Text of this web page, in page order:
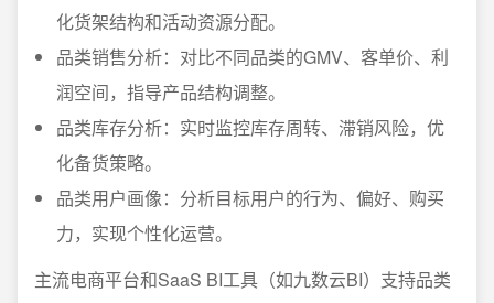
化货架结构和活动资源分配。
品类销售分析：对比不同品类的GMV、客单价、利
润空间，指导产品结构调整。
品类库存分析：实时监控库存周转、滞销风险，优
化备货策略。
品类用户画像：分析目标用户的行为、偏好、购买
力，实现个性化运营。
主流电商平台和SaaS BI工具（如九数云BI）支持品类